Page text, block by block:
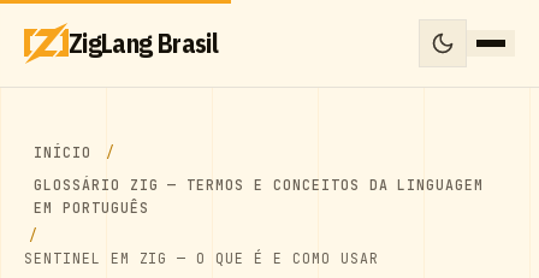
ZigLang Brasil
INÍCIO
GLOSSÁRIO ZIG — TERMOS E CONCEITOS DA LINGUAGEM
EM PORTUGUÊS
SENTINEL EM ZIG — O QUE É E COMO USAR